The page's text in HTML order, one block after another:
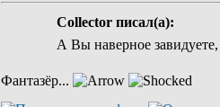
Collector писал(а):
А Вы наверное
Фантазёр...